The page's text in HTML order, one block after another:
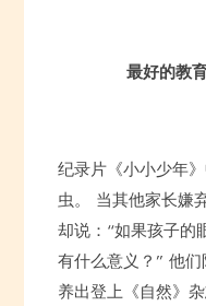
最好的教
纪录片《小小少年
虫。 当其他家长嫌
却说：“如果孩子的
有什么意义？” 他
养出登上《自然》杂